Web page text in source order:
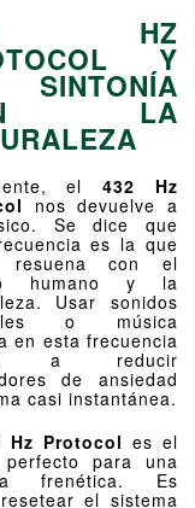
HZ
Y
LA
el 432 Hz
nos devuelve a
Se dice que
es la que
resuena con el
humano y la
Usar sonidos
o música
en esta frecuencia
a reducir
de ansiedad
casi instantánea.
Hz Protocol es el
para una
frenética. Es
el sistema